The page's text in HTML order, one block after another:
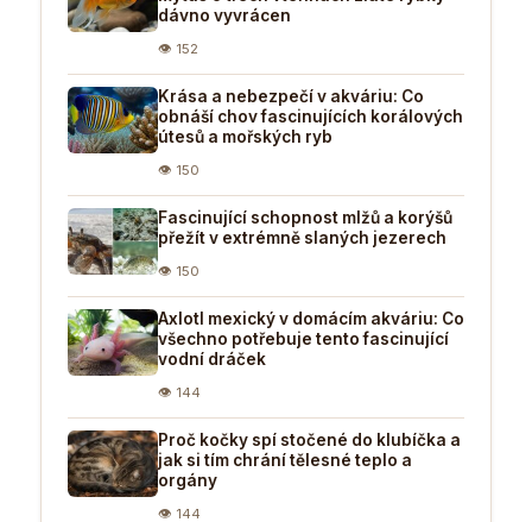
dávno vyvrácen
👁 152
Krása a nebezpečí v akváriu: Co
obnáší chov fascinujících korálových
útesů a mořských ryb
👁 150
Fascinující schopnost mlžů a korýšů
přežít v extrémně slaných jezerech
👁 150
Axlotl mexický v domácím akváriu: Co
všechno potřebuje tento fascinující
vodní dráček
👁 144
Proč kočky spí stočené do klubíčka a
jak si tím chrání tělesné teplo a
orgány
👁 144